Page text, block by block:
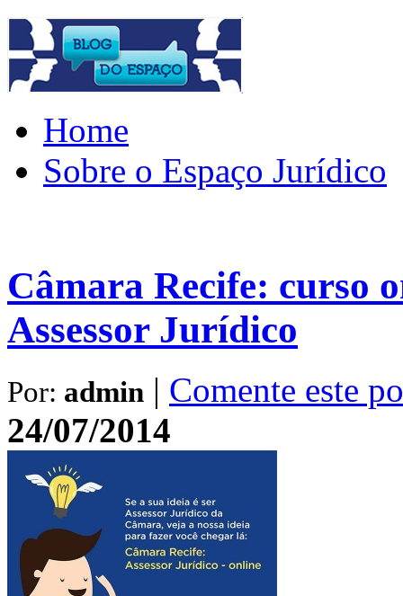
Home
Sobre o Espaço Jurídico
Câmara Recife: curso
Assessor Jurídico
Por: admin | Comente este
24/07/2014